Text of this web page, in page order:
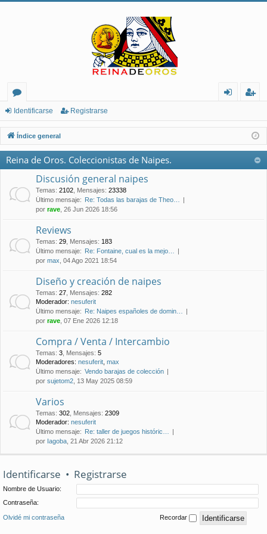
or
os
nt
ifi
ist
ra
Identificarse Registrarse
Índice general
Reina de Oros. Coleccionistas de Naipes.
Discusión general naipes
Temas: 2102 Mensajes: 23338
Último mensaje: Re: Todas las barajas de Theo…
por rave , 26 Jun 2026 18:56
Reviews
Temas: 29 Mensajes: 183
Último mensaje: Re: Fontaine, cual es la mejo…
por max , 04 Ago 2021 18:54
Diseño y creación de naipes
Temas: 27 Mensajes: 282
Moderador: nesuferit
Último mensaje: Re: Naipes españoles de domin…
por rave , 07 Ene 2026 12:18
Compra / Venta / Intercambio
Temas: 3 Mensajes: 5
Moderadores: nesuferit max
Último mensaje: Vendo barajas de colección
por sujetom2 , 13 May 2025 08:59
Varios
Temas: 302 Mensajes: 2309
Moderador: nesuferit
Último mensaje: Re: taller de juegos históric…
por Iagoba , 21 Abr 2026 21:12
Identificarse • Registrarse
Nombre de Usuario:
Contraseña:
Olvidé mi contraseña Recordar